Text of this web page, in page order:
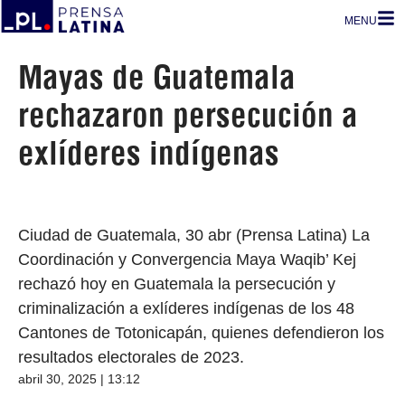
MENU
Mayas de Guatemala
rechazaron persecución a
exlíderes indígenas
Ciudad de Guatemala, 30 abr (Prensa Latina) La
Coordinación y Convergencia Maya Waqib’ Kej
rechazó hoy en Guatemala la persecución y
criminalización a exlíderes indígenas de los 48
Cantones de Totonicapán, quienes defendieron los
resultados electorales de 2023.
abril 30, 2025 | 13:12